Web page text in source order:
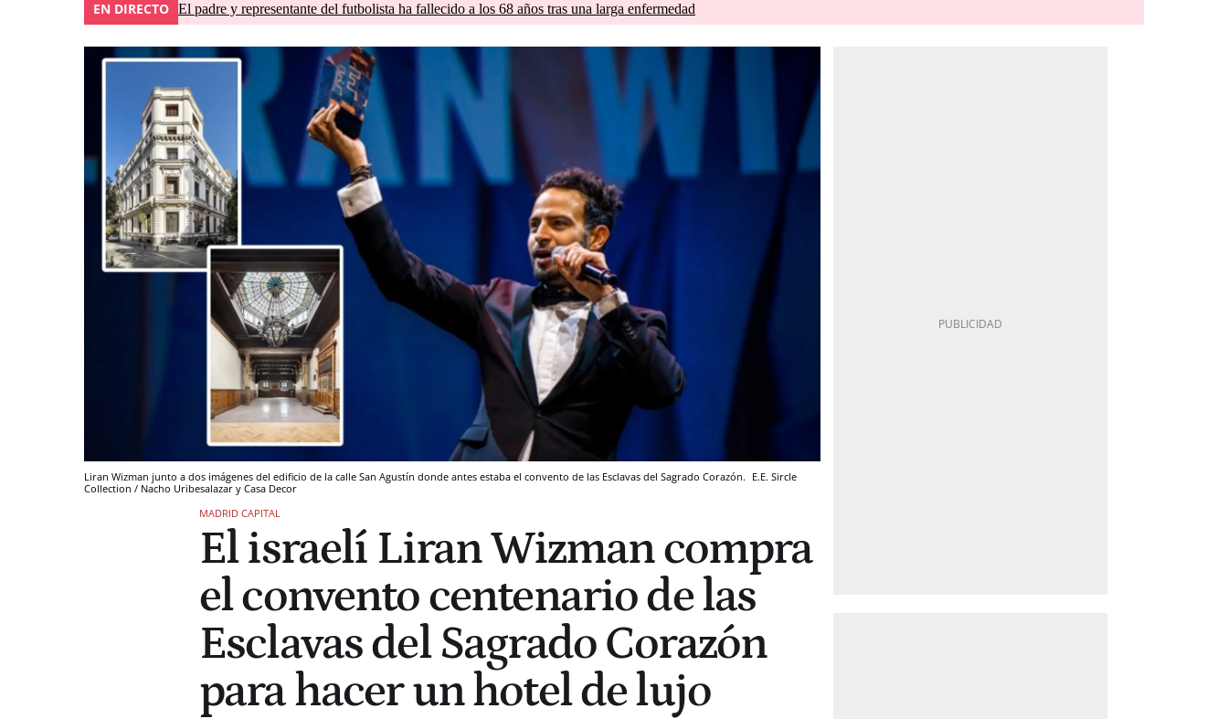
EN DIRECTO El padre y representante del futbolista ha fallecido a los 68 años tras una larga enfermedad
Liran Wizman junto a dos imágenes del edificio de la calle San Agustín donde antes estaba el convento de las Esclavas del Sagrado Corazón. E.E. Sircle
Collection / Nacho Uribesalazar y Casa Decor
MADRID CAPITAL
El israelí Liran Wizman compra
el convento centenario de las
Esclavas del Sagrado Corazón
para hacer un hotel de lujo